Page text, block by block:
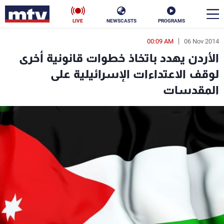
PROGRAMS
NEWSCASTS
LIVE
06 Nov 2014
00:09 AM
الأردن يهدد باتخاذ خطوات قانونية أخرى
لوقف الاعتداءات الإسرائيلية على
المقدسات
en
الأخبار
سياسة
منوعات
كأس العالم
البرامج
جدول البرامج